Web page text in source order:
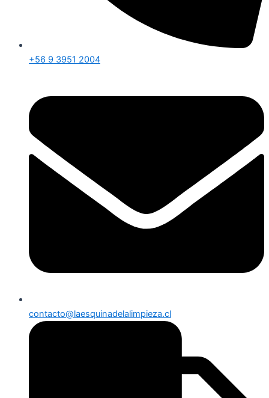
+56 9 3951 2004
contacto@laesquinadelalimpieza.cl